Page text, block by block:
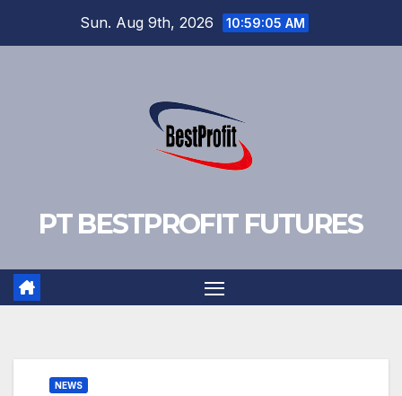
Sun. Aug 9th, 2026 10:59:06 AM
PT BESTPROFIT FUTURES
NEWS